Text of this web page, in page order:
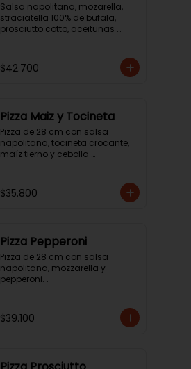
Salsa napolitana, mozarella,
straciatella 100% de bufala,
prosciutto cotto, aceitunas
$42.700
Pizza Maiz y Tocineta
Pizza de 28 cm con salsa
napolitana, tocineta crocante,
maíz tierno y cebolla
$35.800
Pizza Pepperoni
Pizza de 28 cm con salsa
napolitana, mozzarella y
pepperoni. .
$39.100